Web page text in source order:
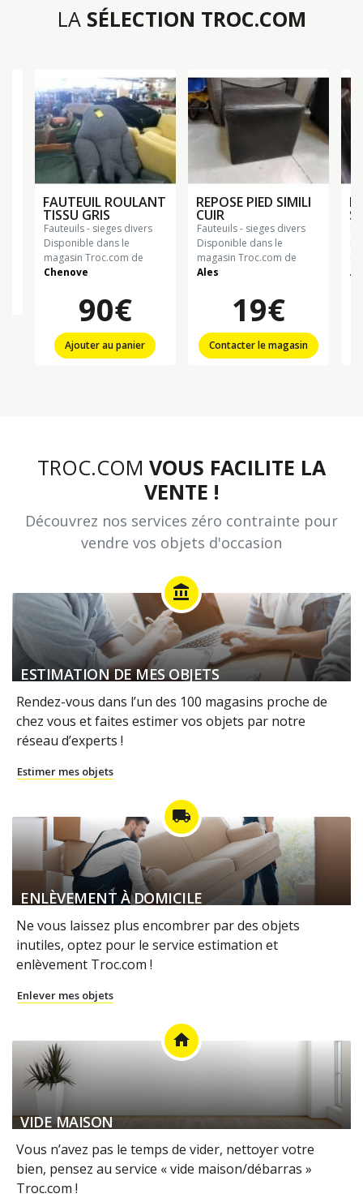
LA SÉLECTION TROC.COM
FAUTEUIL ROULANT
TISSU GRIS
fauteuils - sieges divers
Disponible dans le
magasin Troc.com de
Chenove
90€
Ajouter au panier
REPOSE PIED SIMILI
CUIR
fauteuils - sieges divers
Disponible dans le
magasin Troc.com de
Ales
19€
Contacter le magasin
TROC.COM VOUS FACILITE LA
VENTE !
Découvrez nos services zéro contrainte pour
vendre vos objets d'occasion
account_balance
ESTIMATION DE MES OBJETS
Rendez-vous dans l’un des 100 magasins proche de
chez vous et faites estimer vos objets par notre
réseau d’experts !
Estimer mes objets
local_shipping
ENLÈVEMENT À DOMICILE
Ne vous laissez plus encombrer par des objets
inutiles, optez pour le service estimation et
enlèvement Troc.com !
Enlever mes objets
home
VIDE MAISON
Vous n’avez pas le temps de vider, nettoyer votre
bien, pensez au service « vide maison/débarras »
Troc.com !